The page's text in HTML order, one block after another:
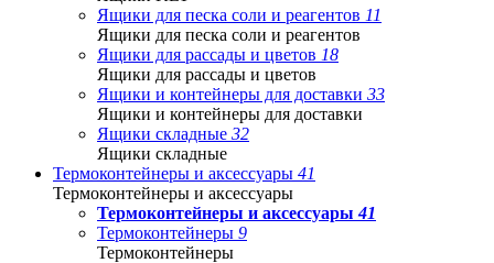
Ящики для песка соли и реагентов 11
Ящики для песка соли и реагентов
Ящики для рассады и цветов 18
Ящики для рассады и цветов
Ящики и контейнеры для доставки 33
Ящики и контейнеры для доставки
Ящики складные 32
Ящики складные
Термоконтейнеры и аксессуары 41
Термоконтейнеры и аксессуары
Термоконтейнеры и аксессуары 41
Термоконтейнеры 9
Термоконтейнеры